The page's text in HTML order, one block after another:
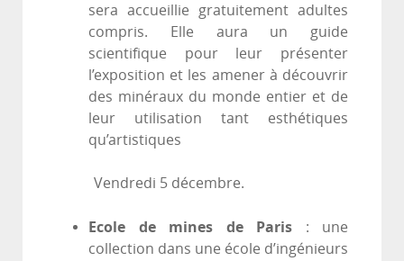
sera accueillie gratuitement adultes
compris. Elle aura un guide
scientifique pour leur présenter
l’exposition et les amener à découvrir
des minéraux du monde entier et de
leur utilisation tant esthétiques
qu’artistiques
Vendredi 5 décembre.
Ecole de mines de Paris : une
collection dans une école d’ingénieurs